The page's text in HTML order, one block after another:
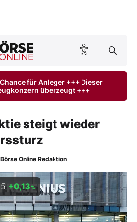
für Anleger +++ Dieser
überzeugt +++
steigt wieder
Börse Online Redaktion
+0,13%